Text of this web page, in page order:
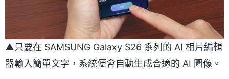
▲只要在 SAMSUNG Galaxy S26 系列的 AI 相片編輯
器輸入簡單文字，系統便會自動生成合適的 AI 圖像。